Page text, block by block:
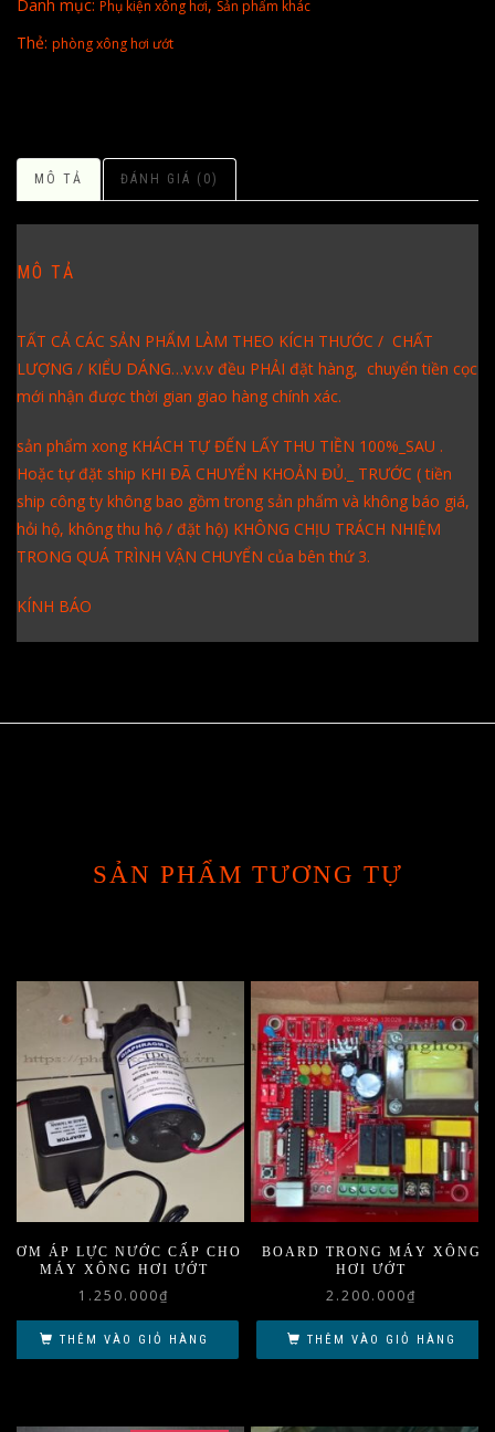
Danh mục: Phụ kiện xông hơi, Sản phẩm khác
Thẻ: phòng xông hơi ướt
MÔ TẢ ĐÁNH GIÁ (0)
MÔ TẢ
TẤT CẢ CÁC SẢN PHẨM LÀM THEO KÍCH THƯỚC / CHẤT
LƯỢNG / KIỂU DÁNG…v.v.v đều PHẢI đặt hàng, chuyển tiền cọc
mới nhận được thời gian giao hàng chính xác.
sản phẩm xong KHÁCH TỰ ĐẾN LẤY THU TIỀN 100%_SAU .
Hoặc tự đặt ship KHI ĐÃ CHUYỂN KHOẢN ĐỦ._ TRƯỚC ( tiền
ship công ty không bao gồm trong sản phẩm và không báo giá,
hỏi hộ, không thu hộ / đặt hộ) KHÔNG CHỊU TRÁCH NHIỆM
TRONG QUÁ TRÌNH VẬN CHUYỂN của bên thứ 3.
KÍNH BÁO
SẢN PHẨM TƯƠNG TỰ
BƠM ÁP LỰC NƯỚC CẤP CHO
MÁY XÔNG HƠI ƯỚT
1.250.000₫
THÊM VÀO GIỎ HÀNG
BOARD TRONG MÁY XÔNG
HƠI ƯỚT
2.200.000₫
THÊM VÀO GIỎ HÀNG